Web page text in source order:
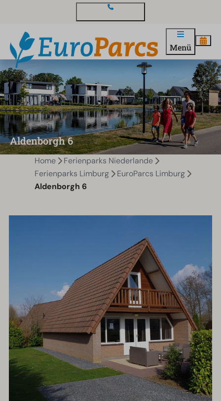
Menü
Aldenborgh 6
Home
Ferienparks Niederlande
Ferienparks Limburg
EuroParcs Limburg
Aldenborgh 6